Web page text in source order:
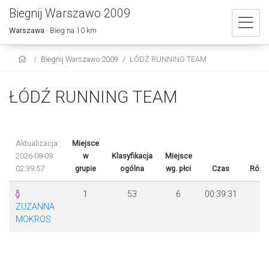
Biegnij Warszawo 2009
Warszawa · Bieg na 10 km
Biegnij Warszawo 2009 ŁÓDŹ RUNNING TEAM
ŁÓDŹ RUNNING TEAM
Aktualizacja:
2026-08-09
02:39:57
Miejsce
w
grupie
Klasyfikacja
ogólna
Miejsce
wg. płci
Czas
ZUZANNA
MOKROS
1 53 6 00:39:31